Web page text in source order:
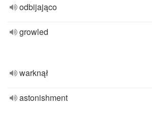
odbijająco
growled
warknął
astonishment